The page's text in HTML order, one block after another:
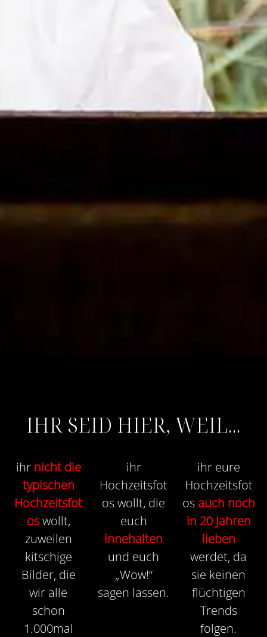
IHR SEID HIER, WEIL...
ihr nicht die
typischen
Hochzeitsfot
oswollt,
zuweilen
kitschige
Bilder, die
wir alle
schon
1.000mal
ihr
Hochzeitsfot
os wollt, die
euch
innehalten
und euch
„Wow!“
sagen lassen.
ihr eure
Hochzeitsfot
os auch noch
in 20 Jahren
lieben
werdet, da
sie keinen
flüchtigen
Trends
folgen.